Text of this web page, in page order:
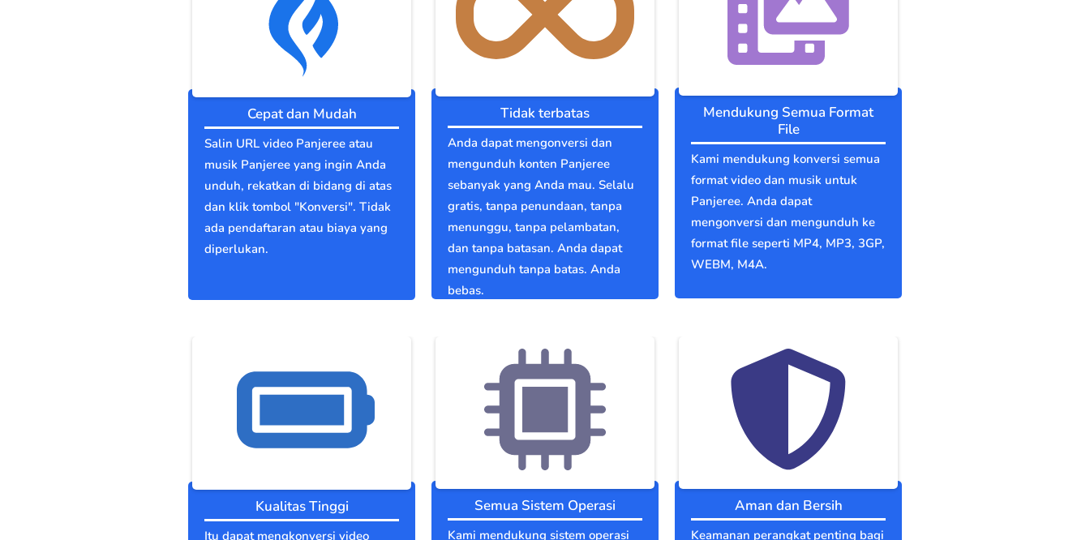
Cepat dan Mudah
Salin URL video Panjeree atau
musik Panjeree yang ingin Anda
unduh, rekatkan di bidang di atas
dan klik tombol "Konversi". Tidak
ada pendaftaran atau biaya yang
diperlukan.
Tidak terbatas
Anda dapat mengonversi dan
mengunduh konten Panjeree
sebanyak yang Anda mau. Selalu
gratis, tanpa penundaan, tanpa
menunggu, tanpa pelambatan,
dan tanpa batasan. Anda dapat
mengunduh tanpa batas. Anda
bebas.
Mendukung Semua Format
File
Kami mendukung konversi semua
format video dan musik untuk
Panjeree. Anda dapat
mengonversi dan mengunduh ke
format file seperti MP4, MP3, 3GP,
WEBM, M4A.
Kualitas Tinggi
Itu dapat mengkonversi video
Semua Sistem Operasi
Kami mendukung sistem operasi
Aman dan Bersih
Keamanan perangkat penting bagi